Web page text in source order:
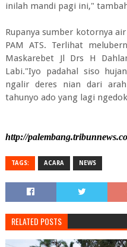
inilah mandi pagi ini,"
Rupanya sumber kotornya
PAM ATS. Terlihat
Maskarebet Jl Drs H
Labi."Iyo padahal siso
ngalir deres nian dari
tahunyo ado yang lagi
http://
TAGS: ACARA NEWS
RELATED POSTS